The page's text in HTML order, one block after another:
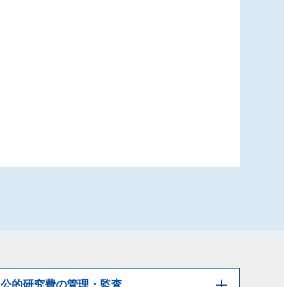
公的研究費の管理・監査